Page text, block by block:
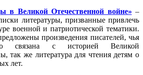
в Великой Отечественной войне» –
литературы, призванные привлечь
военной и патриотической тематики.
произведения писателей, чья
связана с историей Великой
так же литература для чтения детям о
лет.